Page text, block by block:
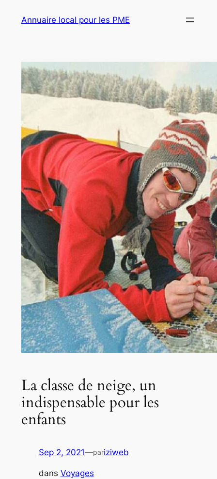
Annuaire local pour les PME
La classe de neige, un
indispensable pour les
enfants
Sep 2, 2021—pariziweb
dans Voyages